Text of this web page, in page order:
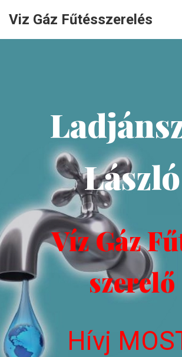
Viz Gáz Fűtésszerelés
László
Víz Gáz
szerelő
Hívj